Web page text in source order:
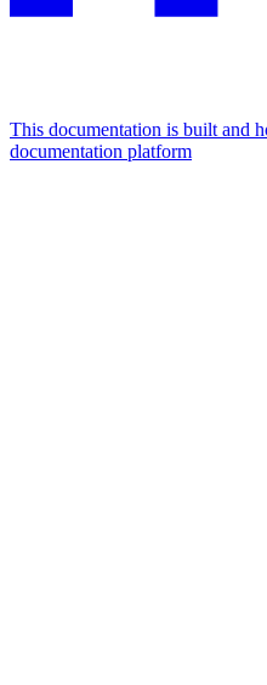
This documentation is built and
documentation platform